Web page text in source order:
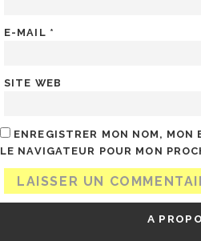
E-MAIL *
SITE WEB
ENREGISTRER MON NOM,
LE NAVIGATEUR POUR MON
A